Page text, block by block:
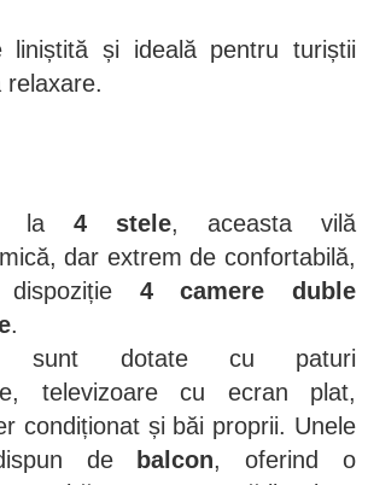
liniștită și ideală pentru turiștii
relaxare.
la 4 stele, aceasta vilă
dar extrem de confortabilă,
4 camere duble
.
sunt dotate cu paturi
televizoare cu ecran plat,
condiționat și băi proprii. Unele
de
balcon, oferind o